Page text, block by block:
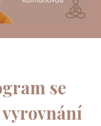
se